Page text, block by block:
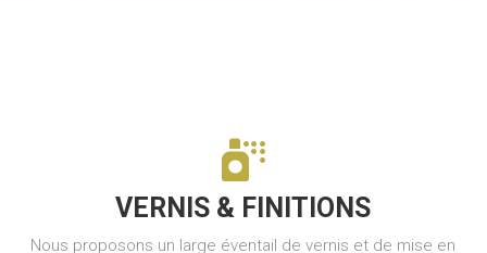
VERNIS & FINITIONS
Nous proposons un large éventail de vernis et de mise en